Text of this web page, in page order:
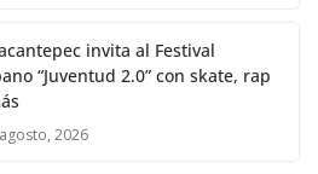
invita al Festival
“Juventud 2.0” con skate, rap
2026